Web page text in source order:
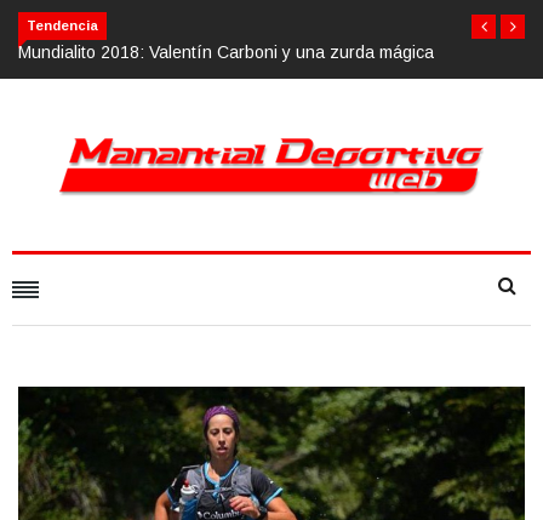
Tendencia
zurda mágicaCalvario Race 2018, 10 de noviembre